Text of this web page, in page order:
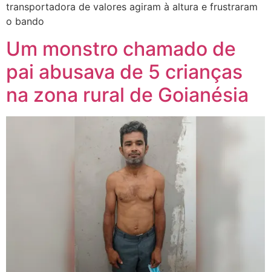
transportadora de valores agiram à altura e frustraram
o bando
Um monstro chamado de
pai abusava de 5 crianças
na zona rural de Goianésia